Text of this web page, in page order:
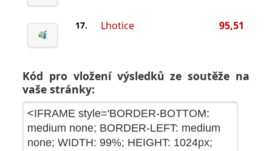
17. Lhotice 95,51
Kód pro vložení výsledků ze soutěže na
vaše stránky: